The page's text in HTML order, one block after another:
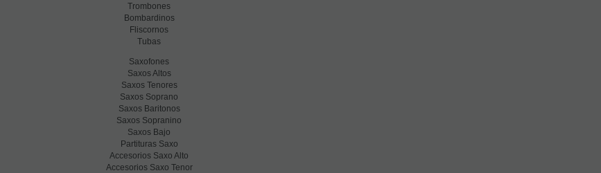
Trombones
Bombardinos
Fliscornos
Tubas
Saxofones
Saxos Altos
Saxos Tenores
Saxos Soprano
Saxos Baritonos
Saxos Sopranino
Saxos Bajo
Partituras Saxo
Accesorios Saxo Alto
Accesorios Saxo Tenor